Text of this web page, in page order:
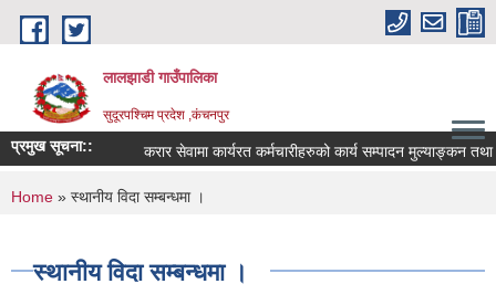
Skip to main content
लालझाडी गाउँपालिका
सुदूरपश्चिम प्रदेश ,कंचनपुर
प्रमुख सूचना:: करार सेवामा कार्यरत कर्मचारीहरुको कार्य सम्पादन मुल्याङ्कन
You are here
Home » स्थानीय विदा सम्बन्धमा ।
स्थानीय विदा सम्बन्धमा ।